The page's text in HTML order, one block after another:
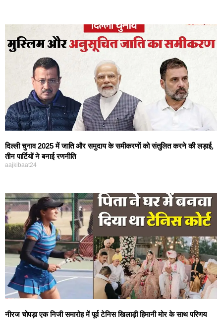
दिल्ली चुनाव 2025 में जाति और समुदाय के समीकरणों को संतुलित करने की लड़ाई,
तीन पार्टियों ने बनाई रणनीति
aajkibaat24
नीरज चोपड़ा एक निजी समारोह में पूर्व टेनिस खिलाड़ी हिमानी मोर के साथ परिणय